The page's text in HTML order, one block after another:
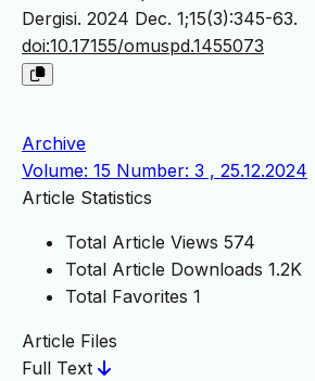
Dergisi. 2024 Dec. 1;15(3):345-63.
doi:10.17155/omuspd.1455073
Archive
Volume: 15 Number: 3 , 25.12.2024
Article Statistics
Total Article Views 574
Total Article Downloads 1.2K
Total Favorites 1
Article Files
Full Text